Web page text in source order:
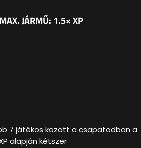
JÁRMŰ: 1.5× XP
7 játékos között a csapatodban a
alapján kétszer